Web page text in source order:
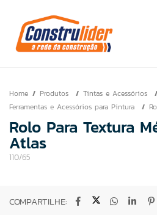
Home Produtos
Tintas e Acessórios
Ferramentas e Acessórios para Pintura
Rolo Para Textura
Atlas
110/65
COMPARTILHE: